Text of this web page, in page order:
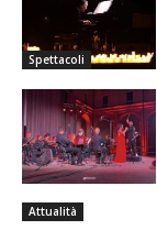
Spettacoli
Attualità